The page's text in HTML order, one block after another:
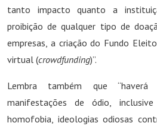
tanto impacto quanto a
proibição de qualquer tipo de
empresas, a criação do Fundo
virtual (crowdfunding)”.
Lembra também que
manifestações de ódio,
homofobia, ideologias odiosas